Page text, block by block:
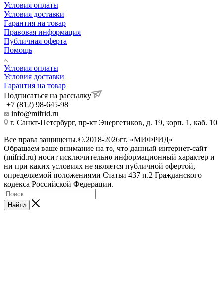
Условия оплаты
Условия доставки
Гарантия на товар
Правовая информация
Публичная оферта
Помощь
Условия оплаты
Условия доставки
Гарантия на товар
Подписаться на рассылку
+7 (812) 98-645-98
info@mifrid.ru
г. Санкт-Петербург, пр-кт Энергетиков, д. 19, корп. 1, каб. 10
Все права защищены.©.2018-2026гг. «МИФРИД»
Обращаем ваше внимание на то, что данный интернет-сайт
(mifrid.ru) носит исключительно информационный характер и
ни при каких условиях не является публичной офертой,
определяемой положениями Статьи 437 п.2 Гражданского
кодекса Российской Федерации.
Найти